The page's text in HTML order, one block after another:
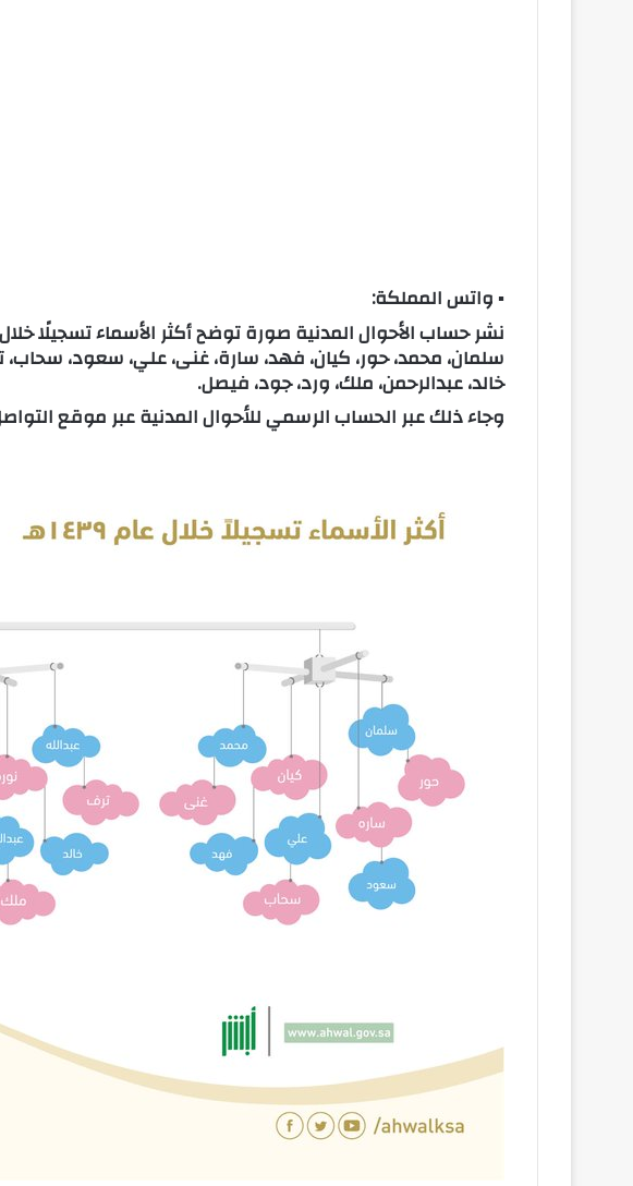
▪ واتس المملكة:
سلمان، محمد، حور، كيان، فهد، سارة، غنى، علي، سعود، سحاب،
خالد، عبدالرحمن، ملك، ورد، جود، فيصل.
وجاء ذلك عبر الحساب الرسمي للأحوال المدنية عبر موقع